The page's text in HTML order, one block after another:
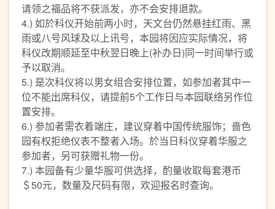
请领之福品将不获派发，亦不会安排退款。
4.) 如於科仪开始前两小时，天文台仍然悬挂红雨、黑
雨或八号风球及以上讯号，本园将因应实际情况，将
科仪改期顺延至中秋翌日晚上(补办日)同一时间举行或
予以取消。
5.) 是次科仪将以男女组合安排位置，如参加者其中一
位不能出席科仪，请提前5个工作日与本园联络另作位
置安排。
6.) 参加者需衣着端庄，建议穿着中国传统服饰；啬色
园有权拒绝仪表不整者入场。於当日科仪穿着华服之
参加者，另可获赠礼物一份。
7.) 本园备有少量华服可供选择，酌量收取每套港币
＄50元，数量及尺码有限，欢迎报名时查询。